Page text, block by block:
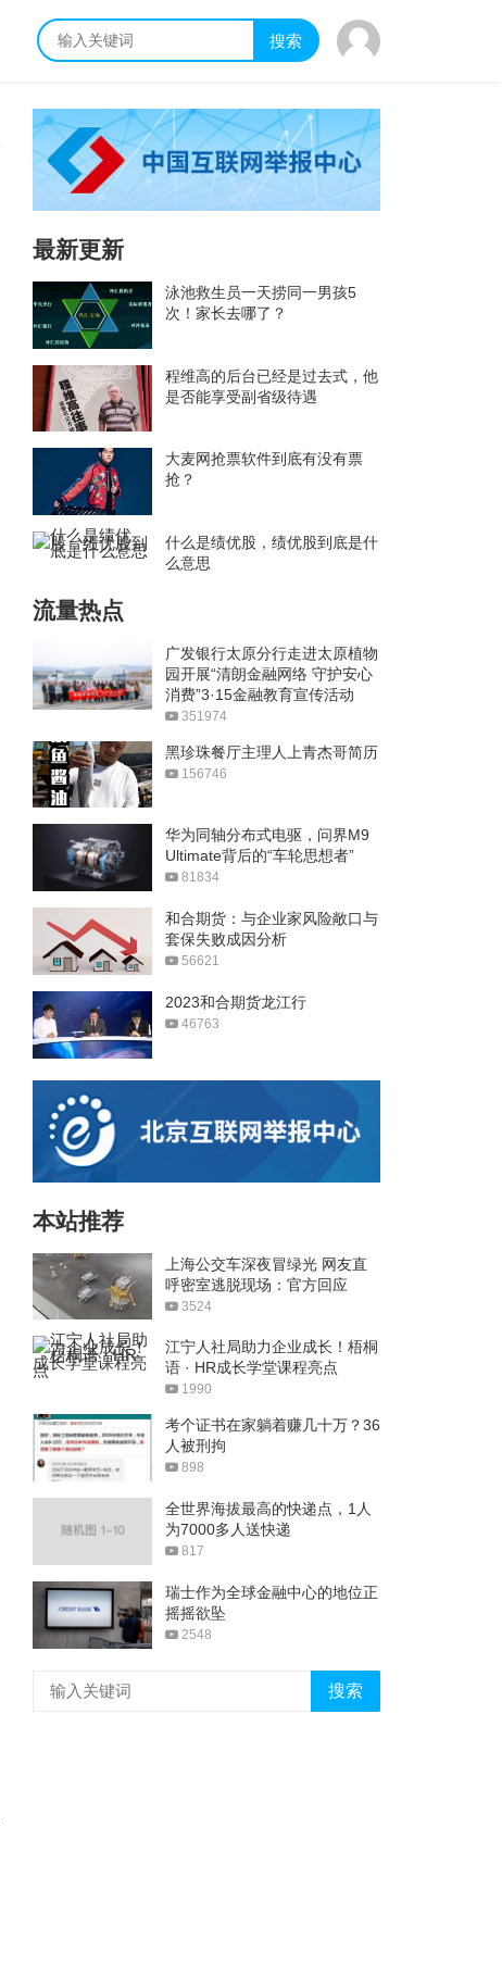
搜索
最新更新
泳池救生员一天捞同一男孩5
次！家长去哪了？
程维高的后台已经是过去式，他
是否能享受副省级待遇
大麦网抢票软件到底有没有票
抢？
什么是绩优股，绩优股到底是什
么意思
流量热点
广发银行太原分行走进太原植物
园开展“清朗金融网络 守护安心
消费”3·15金融教育宣传活动
351974
黑珍珠餐厅主理人上青杰哥简历
156746
华为同轴分布式电驱，问界M9
Ultimate背后的“车轮思想者”
81834
和合期货：与企业家风险敞口与
套保失败成因分析
56621
2023和合期货龙江行
46763
本站推荐
上海公交车深夜冒绿光 网友直
呼密室逃脱现场：官方回应
3524
江宁人社局助力企业成长！梧桐
语 · HR成长学堂课程亮点
1990
考个证书在家躺着赚几十万？36
人被刑拘
898
全世界海拔最高的快递点，1人
为7000多人送快递
817
瑞士作为全球金融中心的地位正
摇摇欲坠
2548
搜索